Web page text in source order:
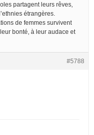
partagent leurs rêves,
étrangères.
de femmes survivent
bonté, à leur audace et
#5788